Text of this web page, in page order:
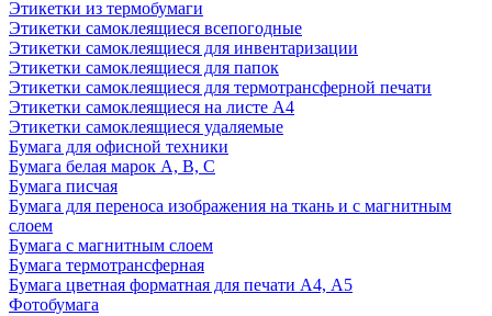
Этикетки из термобумаги
Этикетки самоклеящиеся всепогодные
Этикетки самоклеящиеся для инвентаризации
Этикетки самоклеящиеся для папок
Этикетки самоклеящиеся для термотрансферной печати
Этикетки самоклеящиеся на листе А4
Этикетки самоклеящиеся удаляемые
Бумага для офисной техники
Бумага белая марок А, В, С
Бумага писчая
Бумага для переноса изображения на ткань и с магнитным
слоем
Бумага с магнитным слоем
Бумага термотрансферная
Бумага цветная форматная для печати А4, А5
Фотобумага